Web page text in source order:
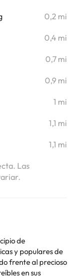
0,2 mi
0,4 mi
0,7 mi
0,9 mi
1 mi
1,1 mi
1,1 mi
Las
de
y populares de
frente al precioso
en sus